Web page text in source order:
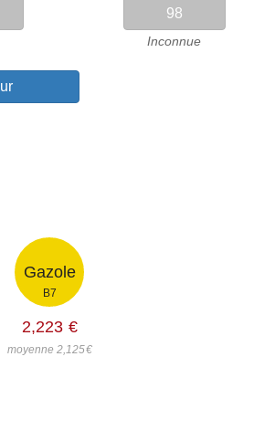
98
Inconnue
Gazole
B7
2,223 €
moyenne 2,125€